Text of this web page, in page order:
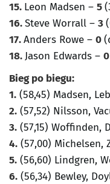
15. Leon Madsen – 5
16.Steve Worrall – 3
17.Anders Rowe – 0
18. Jason Edwards – 0
Bieg po biegu:
1. (58,45) Madsen,
2. (57,52) Nilsson,
3. (57,15) Woffinden,
4. (57,00) Michelsen,
5. (56,60) Lindgren,
6. (56,34) Bewley,